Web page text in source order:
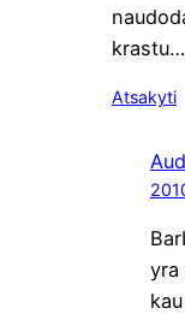
krastu…
Atsakyti
yra